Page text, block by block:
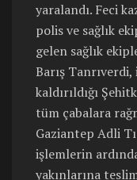
yaralandı. Feci
polis ve sağlık
gelen sağlık
Barış
kaldırıldığı
tüm çabalara
Gaziantep Adli
işlemlerin
yakınlarına